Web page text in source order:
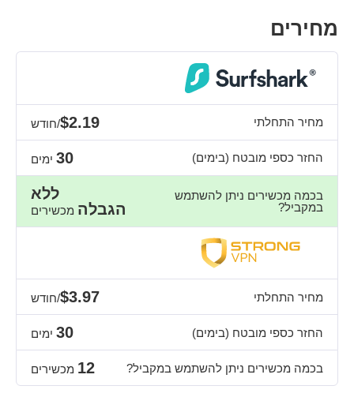
מחירים
מחיר התחלתי $2.19/חודש
החזר כספי מובטח (בימים) 30 ימים
בכמה מכשירים ניתן להשתמש
במקביל?
ללא
הגבלה מכשירים
מחיר התחלתי $3.97/חודש
החזר כספי מובטח (בימים) 30 ימים
בכמה מכשירים ניתן להשתמש במקביל? 12 מכשירים